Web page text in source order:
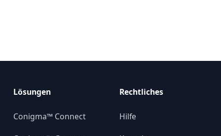
Lösungen
Conigma™ Connect
Rechtliches
Hilfe